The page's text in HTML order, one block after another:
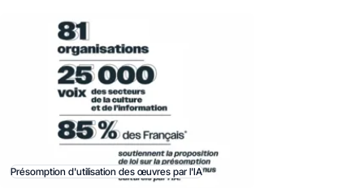
Présomption d'utilisation des œuvres par l'IA